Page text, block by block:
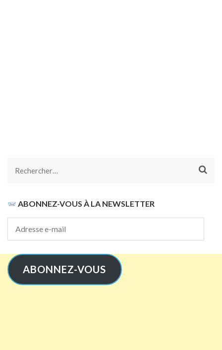
Rechercher :
ABONNEZ-VOUS À LA NEWSLETTER
ABONNEZ-VOUS